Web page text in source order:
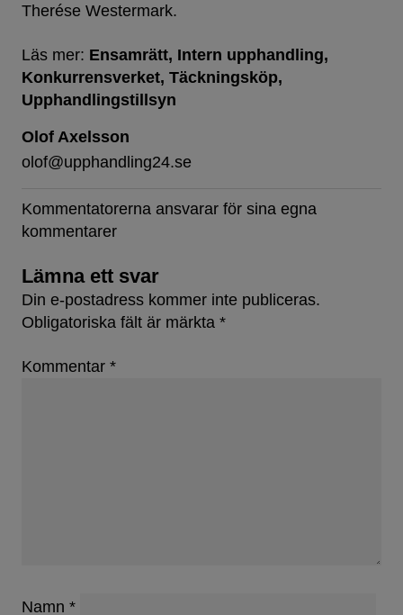
Therése Westermark.
Läs mer: Ensamrätt Intern upphandling
Konkurrensverket Täckningsköp
Upphandlingstillsyn
Olof Axelsson
olof@upphandling24.se
Kommentatorerna ansvarar för sina egna
kommentarer
Lämna ett svar
Din e-postadress kommer inte publiceras.
Obligatoriska fält är märkta *
Kommentar *
Namn *